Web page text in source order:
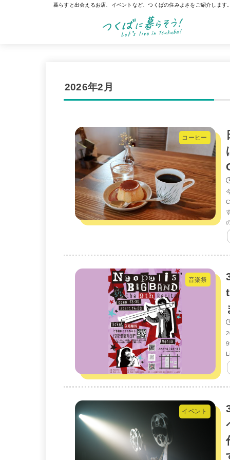
暮らすと出会えるお店、イベントなど、つくばの住みよさをご紹介します
2026年2月
コーヒー
音楽祭
イベント